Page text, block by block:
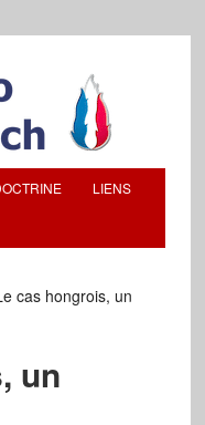
LIENS
cas hongrois, un
un